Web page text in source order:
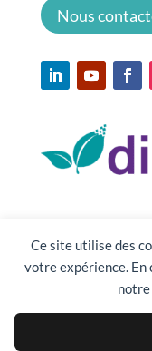
Ce site utilise des
votre expérience. En
Nous